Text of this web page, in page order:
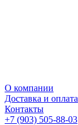
О компании
Доставка и оплата
Контакты
+7 (903) 505-88-03